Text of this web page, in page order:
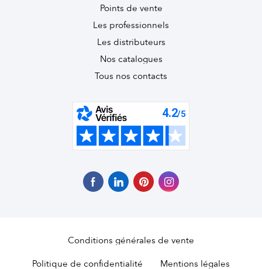
Points de vente
Les professionnels
Les distributeurs
Nos catalogues
Tous nos contacts
Conditions générales de vente
Politique de confidentialité Mentions légales